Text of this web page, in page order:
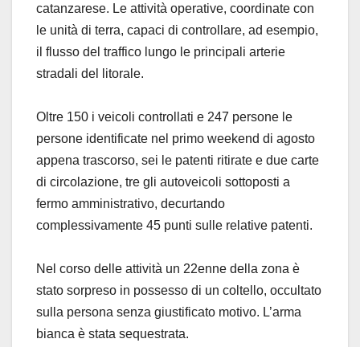
catanzarese. Le attività operative, coordinate con
le unità di terra, capaci di controllare, ad esempio,
il flusso del traffico lungo le principali arterie
stradali del litorale.
Oltre 150 i veicoli controllati e 247 persone le
persone identificate nel primo weekend di agosto
appena trascorso, sei le patenti ritirate e due carte
di circolazione, tre gli autoveicoli sottoposti a
fermo amministrativo, decurtando
complessivamente 45 punti sulle relative patenti.
Nel corso delle attività un 22enne della zona è
stato sorpreso in possesso di un coltello, occultato
sulla persona senza giustificato motivo. L’arma
bianca è stata sequestrata.